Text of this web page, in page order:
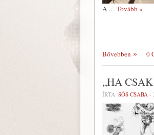
A … Tovább »
Bővebben 0
„HA
ÍRTA: SÓS CSABA -